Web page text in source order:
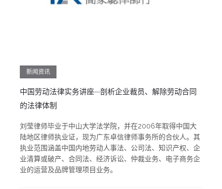
新闻资讯
中国劳动法律实务讲座—剖析企业裁员、解除劳动合同
的法律体制
刘莹律师毕业于中山大学法学院，并在2006年取得中国大
陆地区律师执业证，现为广东卓信律师事务所的合伙人。其
执业范围涵盖中国内地劳动人事法、公司法、知识产权、企
业清算或破产、合同法、经济诉讼、仲裁业务、电子商务企
业的运营及品牌管理项目业务。